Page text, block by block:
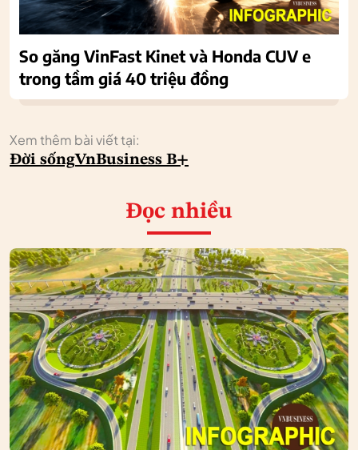
So găng VinFast Kinet và Honda CUV e
trong tầm giá 40 triệu đồng
Xem thêm bài viết tại:
Đời sốngVnBusiness B+
Đọc nhiều